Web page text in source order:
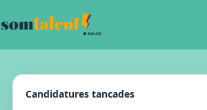
Candidatures tancades